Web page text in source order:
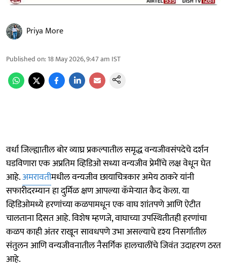
Priya More
Published on:18 May 2026, 9:47 am IST
वर्धा जिल्ह्यातील बोर व्याघ्र प्रकल्पातील समृद्ध वन्यजीवसंपदेचे दर्शन
घडविणारा एक अप्रतिम व्हिडिओ सध्या वन्यजीव प्रेमींचे लक्ष वेधून घेत
आहे.अमरावतीमधील वन्यजीव छायाचित्रकार अमेय ठाकरे यांनी
सफारीदरम्यान हा दुर्मिळ क्षण आपल्या कॅमेऱ्यात कैद केला. या
व्हिडिओमध्ये हरणांच्या कळपामधून एक वाघ शांतपणे आणि ऐटीत
चालताना दिसत आहे. विशेष म्हणजे, वाघाच्या उपस्थितीतही हरणांचा
कळप काही अंतर राखून सावधपणे उभा असल्याचे दृश्य निसर्गातील
संतुलन आणि वन्यजीवनातील नैसर्गिक हालचालींचे जिवंत उदाहरण ठरत
आहे.